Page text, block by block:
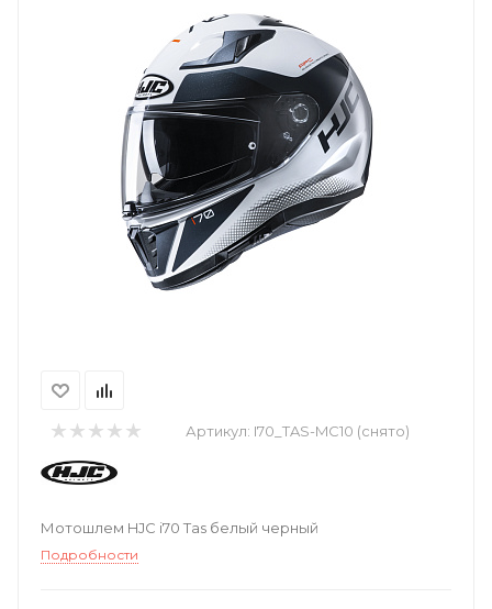
Артикул: I70_TAS-MC10 (снято)
Мотошлем HJC i70 Tas белый черный
Подробности